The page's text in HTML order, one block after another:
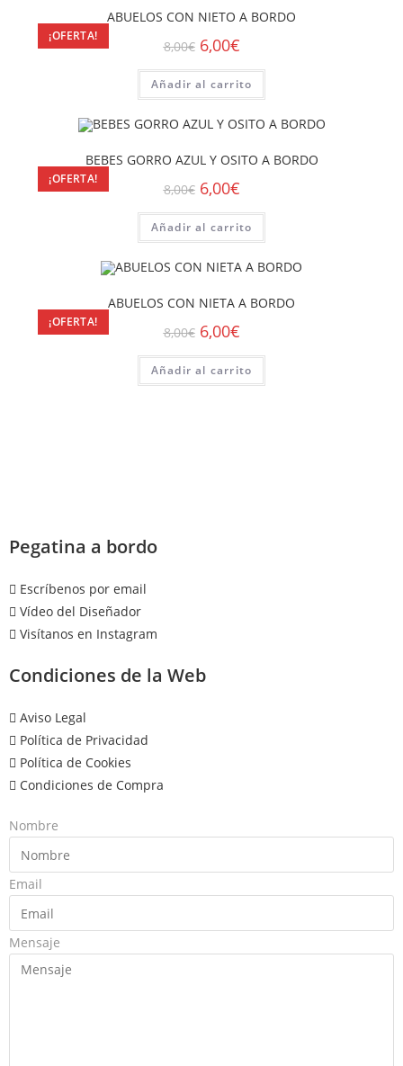
¡OFERTA!
ABUELOS CON NIETO A BORDO
8,00€ 6,00€
Añadir al carrito
¡OFERTA!
BEBES GORRO AZUL Y OSITO A BORDO
8,00€ 6,00€
Añadir al carrito
¡OFERTA!
ABUELOS CON NIETA A BORDO
8,00€ 6,00€
Añadir al carrito
Pegatina a bordo
Escríbenos por email
Vídeo del Diseñador
Visítanos en Instagram
Condiciones de la Web
Aviso Legal
Política de Privacidad
Política de Cookies
Condiciones de Compra
Nombre
Email
Mensaje